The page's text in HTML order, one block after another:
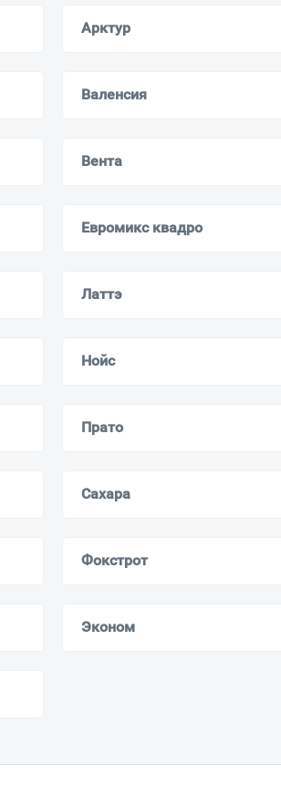
Арктур
Валенсия
Вента
Евромикс квадро
Латтэ
Нойс
Прато
Сахара
Фокстрот
Эконом